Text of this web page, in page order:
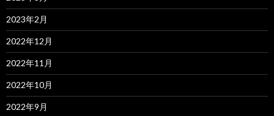
2023年2月
2022年12月
2022年11月
2022年10月
2022年9月